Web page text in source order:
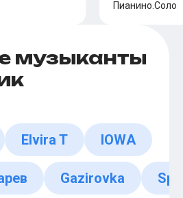
Пианино.Соло
музыканты
Elvira T IOWA
Gazirovka